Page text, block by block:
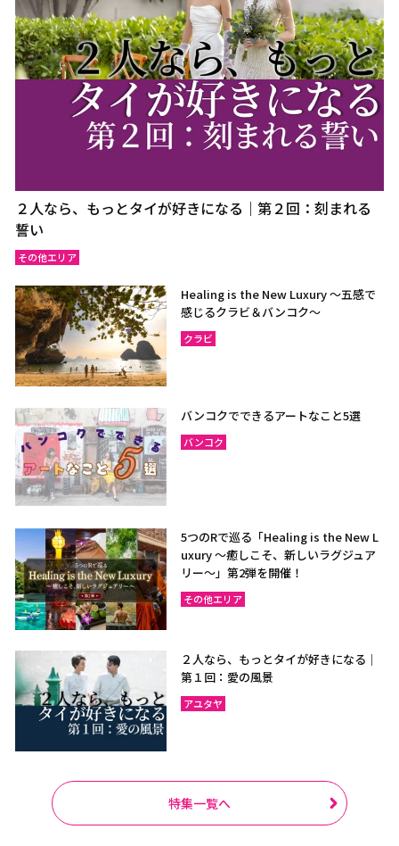
２人なら、もっとタイが好きになる｜第２回：刻まれる
誓い
その他エリア
Healing is the New Luxury ～五感で
感じるクラビ＆バンコク～
クラビ
バンコクでできるアートなこと5選
バンコク
5つのRで巡る「Healing is the New L
uxury ～癒しこそ、新しいラグジュア
リー〜」第2弾を開催！
その他エリア
２人なら、もっとタイが好きになる｜
第１回：愛の風景
アユタヤ
特集一覧へ